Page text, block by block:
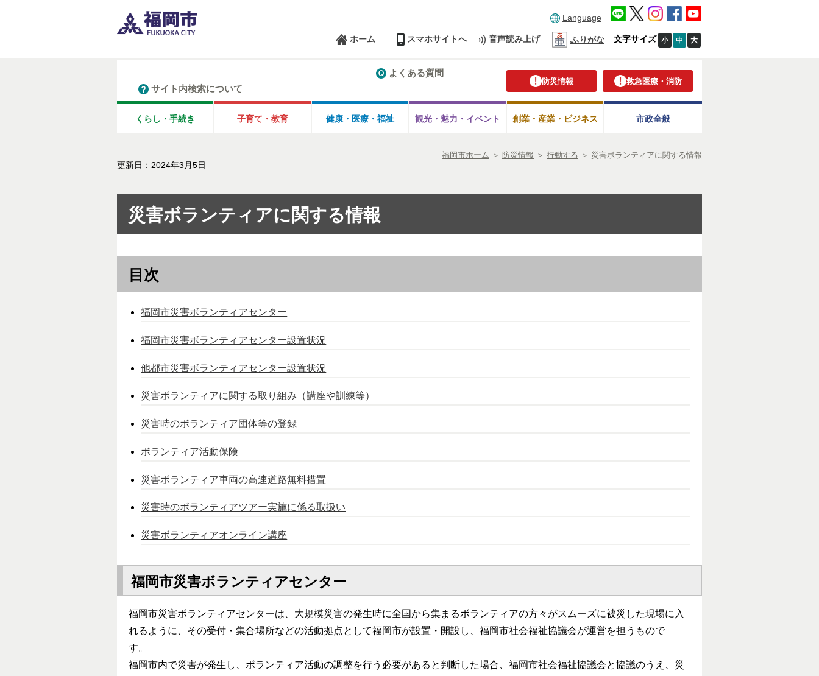
Language
ホーム スマホサイトへ 音声読み上げ ふりがな 文字サイズ 小 中 大
防災情報 救急医療・消防
よくある質問
サイト内検索について
くらし・手続き 子育て・教育 健康・医療・ 福祉 観光・魅力・ イベント 創業・産業・ビジネス 市政全般
福岡市ホーム ＞ 防災情報 ＞ 行動する ＞ 災害ボランティアに関する情報
更新日：2024年3月5日
災害ボランティアに関する情報
目次
福岡市災害ボランティアセンター
福岡市災害ボランティアセンター設置状況
他都市災害ボランティアセンター設置状況
災害ボランティアに関する取り組み（講座や訓練等）
災害時のボランティア団体等の登録
ボランティア活動保険
災害ボランティア車両の高速道路無料措置
災害時のボランティアツアー実施に係る取扱い
災害ボランティアオンライン講座
福岡市災害ボランティアセンター
福岡市災害ボランティアセンターは、大規模災害の発生時に全国から集まるボランティアの方々がスムーズに被災した現場に入
れるように、その受付・集合場所などの活動拠点として福岡市が設置・開設し、福岡市社会福祉協議会が運営を担うもので
す。
福岡市内で災害が発生し、ボランティア活動の調整を行う必要があると判断した場合、福岡市社会福祉協議会と協議のうえ、災